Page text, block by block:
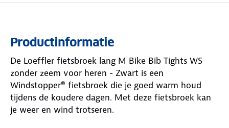
Productinformatie
De Loeffler fietsbroek lang M Bike Bib Tights WS
zonder zeem voor heren - Zwart is een
Windstopper® fietsbroek die je goed warm houd
tijdens de koudere dagen. Met deze fietsbroek kan
je weer en wind trotseren.